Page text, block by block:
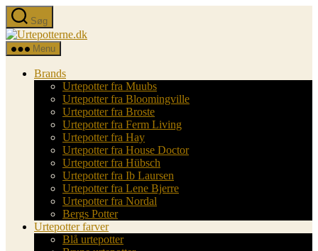
Spring
til
indholdet
Søg
Urtepotterne.dk
Menu
Brands
Urtepotter fra Muubs
Urtepotter fra Bloomingville
Urtepotter fra Broste
Urtepotter fra Ferm Living
Urtepotter fra Hay
Urtepotter fra House Doctor
Urtepotter fra Hübsch
Urtepotter fra Ib Laursen
Urtepotter fra Lene Bjerre
Urtepotter fra Nordal
Bergs Potter
Urtepotter farver
Blå urtepotter